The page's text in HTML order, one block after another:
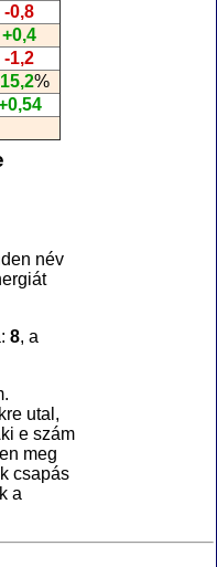
-0,8
+0,4
-1,2
%
név
8, a
utal,
e szám
meg
csapás
a